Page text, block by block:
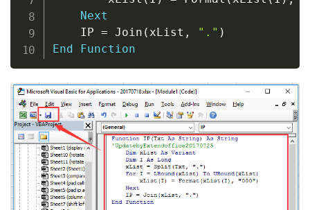
Next
    IP
= Join ( xList , "." )
End
Function